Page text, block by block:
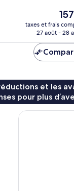
Le
prix
de
157 €
taxes et frais
27 août - 28
et les
pour plus